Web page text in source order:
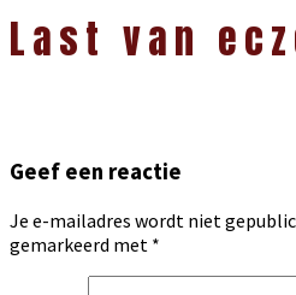
Interacties
Last van
Geef een reactie
Je e-mailadres wordt niet
gemarkeerd met *